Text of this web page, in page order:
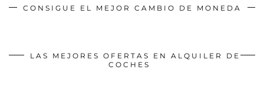
CONSIGUE EL MEJOR CAMBIO DE MONEDA
LAS MEJORES OFERTAS EN ALQUILER DE
COCHES